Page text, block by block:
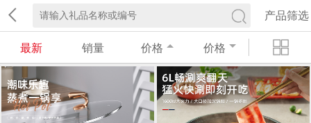
产品筛选
最新 销量 价格 价格